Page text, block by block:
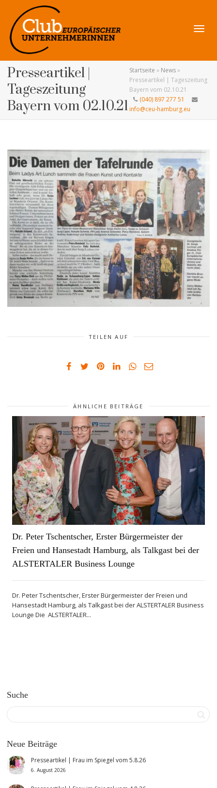
Presseartikel |
Tageszeitung
Bayern vom 02.10.21
Startseite » News»
Presseartikel | Tageszeitung
Bayern vom 02.10.21
(040) 897 277 51
info@ceu-hamburg.eu
TEILEN AUF
ÄHNLICHE BEITRÄGE
Dr. Peter Tschentscher, Erster Bürgermeister der
Freien und Hansestadt Hamburg, als Talkgast bei der
ALSTERTALER Business Lounge
Dr. Peter Tschentscher, Erster Bürgermeister der Freien und
Hansestadt Hamburg, als Talkgast bei der ALSTERTALER Business
Lounge Die ALSTERTALER...
Suche
Neue Beiträge
Presseartikel | Frau im Spiegel vom 5.8.26
6. August 2026